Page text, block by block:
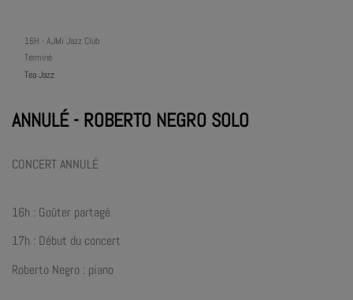
16H - AJMi Jazz Club
Terminé
Tea Jazz
ANNULÉ - ROBERTO NEGRO SOLO
CONCERT ANNULÉ
16h : Goûter partagé
17h : Début du concert
Roberto Negro : piano